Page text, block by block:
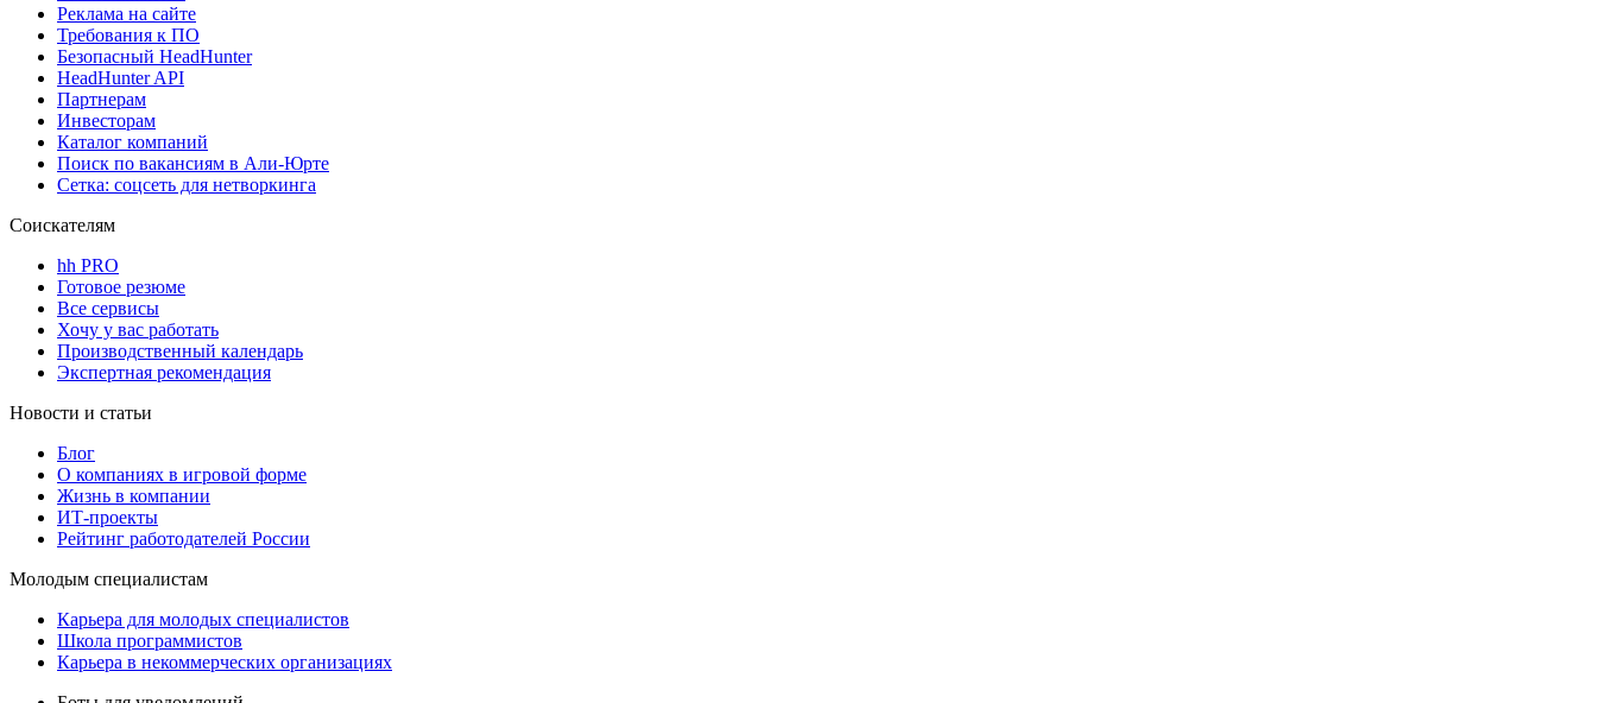
Реклама на сайте
Требования к ПО
Безопасный HeadHunter
HeadHunter API
Партнерам
Инвесторам
Каталог компаний
Поиск по вакансиям в Али-Юрте
Сетка: соцсеть для нетворкинга
Соискателям
hh PRO
Готовое резюме
Все сервисы
Хочу у вас работать
Производственный календарь
Экспертная рекомендация
Новости и статьи
Блог
О компаниях в игровой форме
Жизнь в компании
ИТ-проекты
Рейтинг работодателей России
Молодым специалистам
Карьера для молодых специалистов
Школа программистов
Карьера в некоммерческих организациях